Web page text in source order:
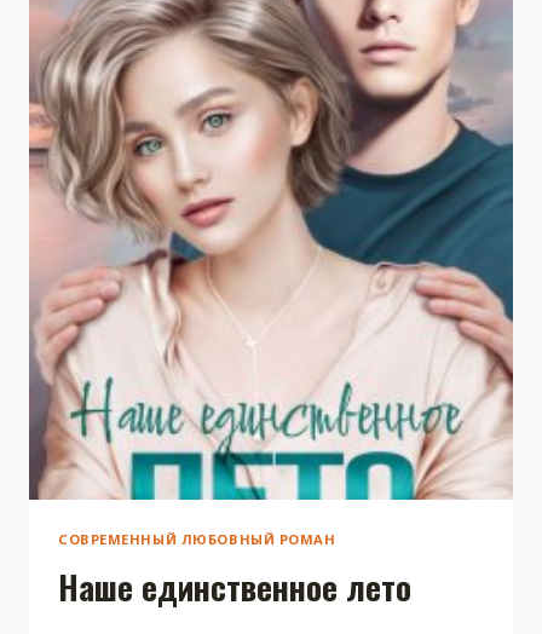
СОВРЕМЕННЫЙ ЛЮБОВНЫЙ РОМАН
Наше единственное лето